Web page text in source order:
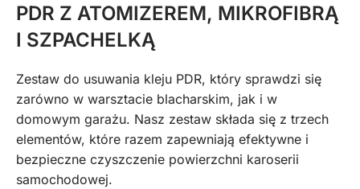
PDR Z ATOMIZEREM, MIKROFIBRĄ
I SZPACHELKĄ
Zestaw do usuwania kleju PDR, który sprawdzi się
zarówno w warsztacie blacharskim, jak i w
domowym garażu. Nasz zestaw składa się z trzech
elementów, które razem zapewniają efektywne i
bezpieczne czyszczenie powierzchni karoserii
samochodowej.